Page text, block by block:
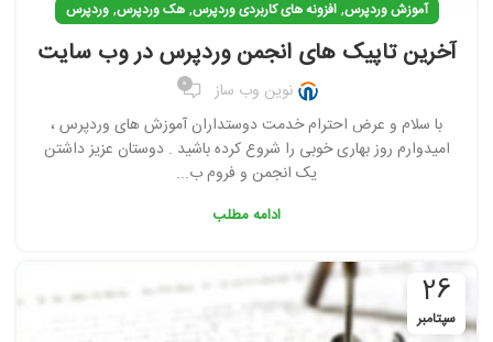
آموزش وردپرس,افزونه های کاربردی وردپرس,هک وردپرس,وردپرس
آخرین تاپیک های انجمن وردپرس در وب سایت
نوین وب ساز 0
با سلام و عرض احترام خدمت دوستداران آموزش های وردپرس ،
امیدوارم روز بهاری خوبی را شروع کرده باشید . دوستان عزیز داشتن
یک انجمن و فروم ب...
ادامه مطلب
26
سپتامبر